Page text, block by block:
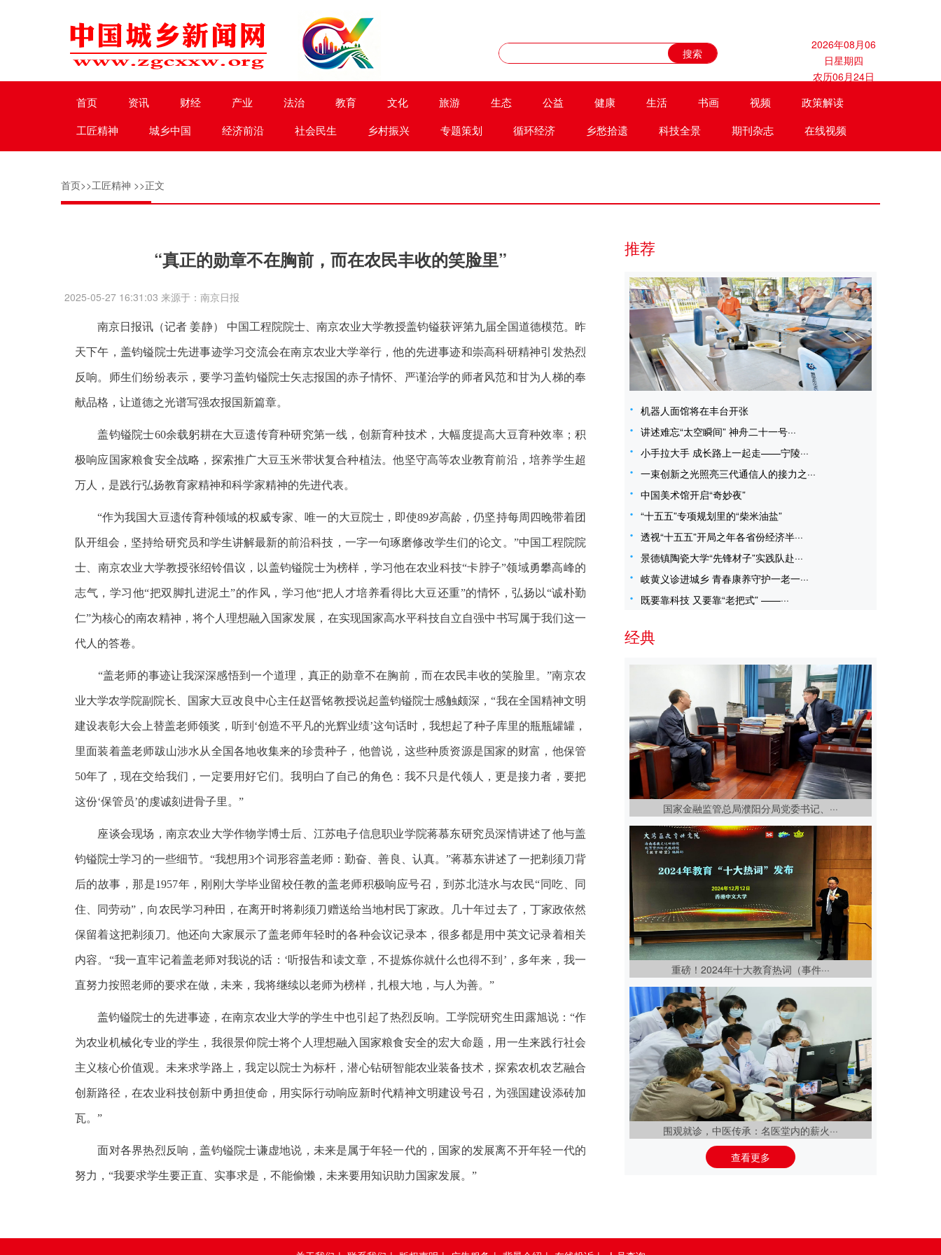
2026年08月06
日星期四
农历06月24日
首页 资讯 财经 产业 法治 教育 文化 旅游 生态 公益 健康 生活 书画 视频
政策解读
工匠精神
城乡中国 经济前沿 社会民生 乡村振兴 专题策划 循环经济 乡愁拾遗 科技全景 期刊杂志 在线视频
首页>>工匠精神 >>正文
“真正的勋章不在胸前，而在农民丰收的笑脸里”
2025-05-27 16:31:03 来源于：南京日报
南京日报讯（记者 姜静） 中国工程院院士、南京农业大学教授盖钧镒获评第九届全国道德模范。昨
天下午，盖钧镒院士先进事迹学习交流会在南京农业大学举行，他的先进事迹和崇高科研精神引发热烈
反响。师生们纷纷表示，要学习盖钧镒院士矢志报国的赤子情怀、严谨治学的师者风范和甘为人梯的奉
献品格，让道德之光谱写强农报国新篇章。
盖钧镒院士60余载躬耕在大豆遗传育种研究第一线，创新育种技术，大幅度提高大豆育种效率；积
极响应国家粮食安全战略，探索推广大豆玉米带状复合种植法。他坚守高等农业教育前沿，培养学生超
万人，是践行弘扬教育家精神和科学家精神的先进代表。
“作为我国大豆遗传育种领域的权威专家、唯一的大豆院士，即使89岁高龄，仍坚持每周四晚带着团
队开组会，坚持给研究员和学生讲解最新的前沿科技，一字一句琢磨修改学生们的论文。”中国工程院院
士、南京农业大学教授张绍铃倡议，以盖钧镒院士为榜样，学习他在农业科技“卡脖子”领域勇攀高峰的
志气，学习他“把双脚扎进泥土”的作风，学习他“把人才培养看得比大豆还重”的情怀，弘扬以“诚朴勤
仁”为核心的南农精神，将个人理想融入国家发展，在实现国家高水平科技自立自强中书写属于我们这一
代人的答卷。
“盖老师的事迹让我深深感悟到一个道理，真正的勋章不在胸前，而在农民丰收的笑脸里。”南京农
业大学农学院副院长、国家大豆改良中心主任赵晋铭教授说起盖钧镒院士感触颇深，“我在全国精神文明
建设表彰大会上替盖老师领奖，听到‘创造不平凡的光辉业绩’这句话时，我想起了种子库里的瓶瓶罐罐，
里面装着盖老师跋山涉水从全国各地收集来的珍贵种子，他曾说，这些种质资源是国家的财富，他保管
50年了，现在交给我们，一定要用好它们。我明白了自己的角色：我不只是代领人，更是接力者，要把
这份‘保管员’的虔诚刻进骨子里。”
座谈会现场，南京农业大学作物学博士后、江苏电子信息职业学院蒋慕东研究员深情讲述了他与盖
钧镒院士学习的一些细节。“我想用3个词形容盖老师：勤奋、善良、认真。”蒋慕东讲述了一把剃须刀背
后的故事，那是1957年，刚刚大学毕业留校任教的盖老师积极响应号召，到苏北涟水与农民“同吃、同
住、同劳动”，向农民学习种田，在离开时将剃须刀赠送给当地村民丁家政。几十年过去了，丁家政依然
保留着这把剃须刀。他还向大家展示了盖老师年轻时的各种会议记录本，很多都是用中英文记录着相关
内容。“我一直牢记着盖老师对我说的话：‘听报告和读文章，不提炼你就什么也得不到’，多年来，我一
直努力按照老师的要求在做，未来，我将继续以老师为榜样，扎根大地，与人为善。”
盖钧镒院士的先进事迹，在南京农业大学的学生中也引起了热烈反响。工学院研究生田露旭说：“作
为农业机械化专业的学生，我很景仰院士将个人理想融入国家粮食安全的宏大命题，用一生来践行社会
主义核心价值观。未来求学路上，我定以院士为标杆，潜心钻研智能农业装备技术，探索农机农艺融合
创新路径，在农业科技创新中勇担使命，用实际行动响应新时代精神文明建设号召，为强国建设添砖加
瓦。”
面对各界热烈反响，盖钧镒院士谦虚地说，未来是属于年轻一代的，国家的发展离不开年轻一代的
努力，“我要求学生要正直、实事求是，不能偷懒，未来要用知识助力国家发展。”
推荐
机器人面馆将在丰台开张
讲述难忘“太空瞬间” 神舟二十一号···
小手拉大手 成长路上一起走——宁陵···
一束创新之光照亮三代通信人的接力之···
中国美术馆开启“奇妙夜”
“十五五”专项规划里的“柴米油盐”
透视“十五五”开局之年各省份经济半···
景德镇陶瓷大学“先锋材子”实践队赴···
岐黄义诊进城乡 青春康养守护一老一···
既要靠科技 又要靠“老把式” ——···
经典
国家金融监管总局濮阳分局党委书记、···
重磅！2024年十大教育热词（事件···
围观就诊，中医传承：名医堂内的薪火···